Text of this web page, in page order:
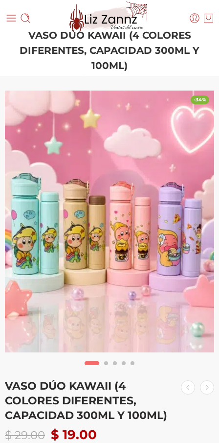
VASO DÚO KAWAII (4 COLORES
DIFERENTES, CAPACIDAD 300ML Y
100ML)
-34%
VASO DÚO KAWAII (4
COLORES DIFERENTES,
CAPACIDAD 300ML Y 100ML)
$29.00 $ 19.00